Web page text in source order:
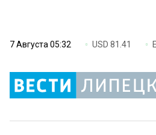
7 Августа 05:32 USD 81.41